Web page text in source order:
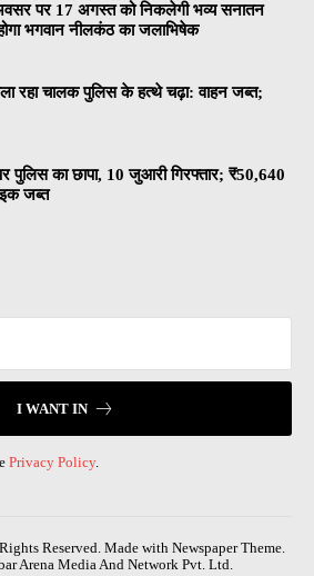
पर 17 अगस्त को निकलेगी भव्य सनातन
भगवान नीलकंठ का जलाभिषेक
रहा चालक पुलिस के हत्थे चढ़ा: वाहन जब्त;
का छापा, 10 जुआरी गिरफ्तार; ₹50,640
जब्त
I WANT IN
Privacy Policy.
Reserved. Made with Newspaper Theme.
Arena Media And Network Pvt. Ltd.